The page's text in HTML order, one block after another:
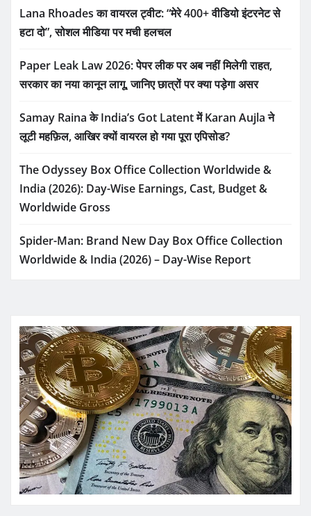
Lana Rhoades का वायरल ट्वीट: “मेरे 400+ वीडियो इंटरनेट से
हटा दो”, सोशल मीडिया पर मची हलचल
Paper Leak Law 2026: पेपर लीक पर अब नहीं मिलेगी राहत,
सरकार का नया कानून लागू, जानिए छात्रों पर क्या पड़ेगा असर
Samay Raina के India’s Got Latent में Karan Aujla ने
लूटी महफ़िल, आखिर क्यों वायरल हो गया पूरा एपिसोड?
The Odyssey Box Office Collection Worldwide &
India (2026): Day-Wise Earnings, Cast, Budget &
Worldwide Gross
Spider-Man: Brand New Day Box Office Collection
Worldwide & India (2026) – Day-Wise Report